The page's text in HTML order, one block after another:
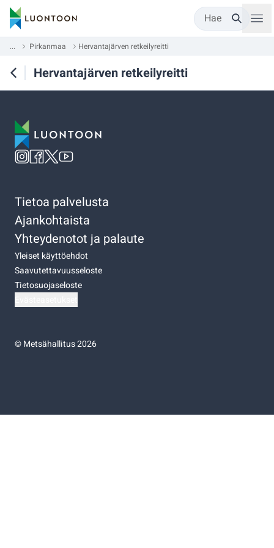
Hae
... Pirkanmaa Hervantajärven retkeilyreitti
Hervantajärven retkeilyreitti
Tietoa palvelusta
Ajankohtaista
Yhteydenotot ja palaute
Yleiset käyttöehdot
Saavutettavuusseloste
Tietosuojaseloste
©Metsähallitus 2026